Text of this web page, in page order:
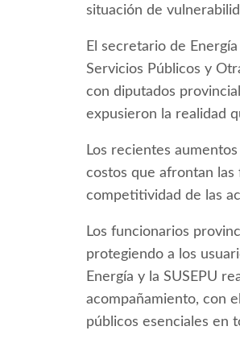
situación de
El secretario de
Servicios Públicos y
con diputados
expusieron la realidad
Los recientes
costos que afrontan las
competitividad de las
Los funcionarios
protegiendo a los
Energía y la SUSEPU
acompañamiento, con
públicos esenciales en